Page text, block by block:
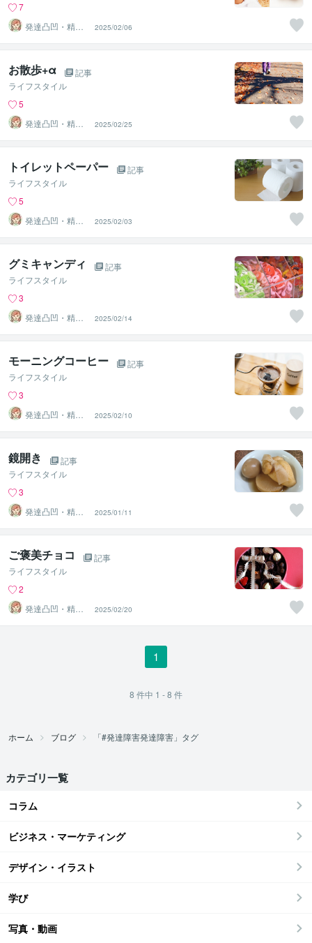
7
発達凸凹・精神
専門カウンセラ
ー○haru
2025/02/06
お散歩+α
記事
ライフスタイル
5
発達凸凹・精神
専門カウンセラ
ー○haru
2025/02/25
トイレットペーパー
記事
ライフスタイル
5
発達凸凹・精神
専門カウンセラ
ー○haru
2025/02/03
グミキャンディ
記事
ライフスタイル
3
発達凸凹・精神
専門カウンセラ
ー○haru
2025/02/14
モーニングコーヒー
記事
ライフスタイル
3
発達凸凹・精神
専門カウンセラ
ー○haru
2025/02/10
鏡開き
記事
ライフスタイル
3
発達凸凹・精神
専門カウンセラ
ー○haru
2025/01/11
ご褒美チョコ
記事
ライフスタイル
2
発達凸凹・精神
専門カウンセラ
ー○haru
2025/02/20
1
8 件中 1 - 8 件
ホーム ブログ 「#発達障害発達障害」タグ
カテゴリ一覧
コラム
ビジネス・マーケティング
デザイン・イラスト
学び
写真・動画